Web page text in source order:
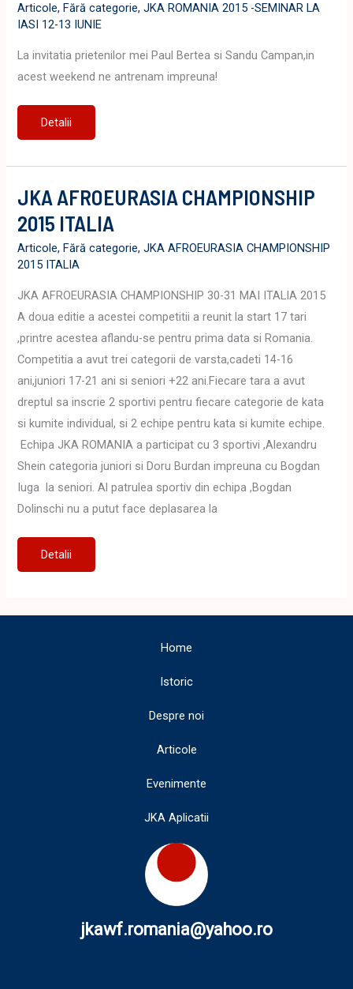
Articole,Fără categorie,JKA ROMANIA 2015 -SEMINAR LA
IASI 12-13 IUNIE
La invitatia prietenilor mei Paul Bertea si Sandu Campan,in
acest weekend ne antrenam impreuna!
JKA
-
IASI
13
IUNIE
2015
Detalii
JKA AFROEURASIA CHAMPIONSHIP
2015 ITALIA
Articole, Fără categorie,JKA AFROEURASIA CHAMPIONSHIP
2015 ITALIA
JKA AFROEURASIA CHAMPIONSHIP 30-31 MAI ITALIA 2015
A doua editie a acestei competitii a reunit la start 17 tari
,printre acestea aflandu-se pentru prima data si Romania.
Competitia a avut trei categorii de varsta,cadeti 14-16
ani,juniori 17-21 ani si seniori +22 ani.Fiecare tara a avut
dreptul sa inscrie 2 sportivi pentru fiecare categorie de kata
si kumite individual, si 2 echipe pentru kata si kumite echipe.
Echipa JKA ROMANIA a participat cu 3 sportivi ,Alexandru
Shein categoria juniori si Doru Burdan impreuna cu Bogdan
Iuga la seniori. Al patrulea sportiv din echipa ,Bogdan
Dolinschi nu a putut face deplasarea la
JKA
CHAMPIONSHIP
Detalii
Home
Istoric
Despre noi
Articole
Evenimente
JKA Aplicatii
jkawf.romania@yahoo.ro